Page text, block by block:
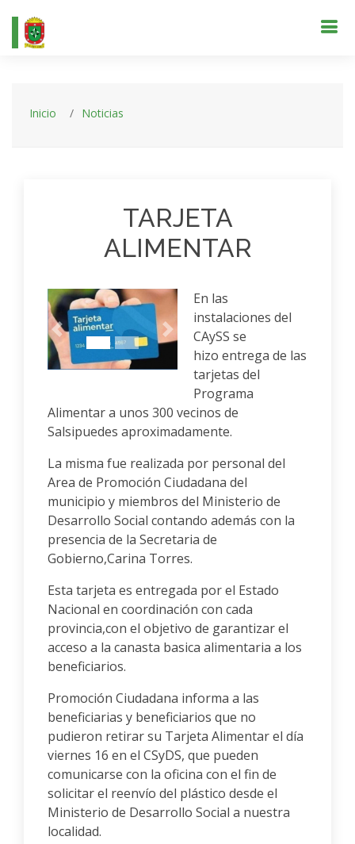
Inicio Noticias
TARJETA
ALIMENTAR
Anterior Siguiente
En las
instalaciones del
CAySS se
hizo entrega de las
tarjetas del
Programa
Alimentar a unos 300 vecinos de
Salsipuedes aproximadamente.
La misma fue realizada por personal del
Area de Promoción Ciudadana del
municipio y miembros del Ministerio de
Desarrollo Social contando además con la
presencia de la Secretaria de
Gobierno,Carina Torres.
Esta tarjeta es entregada por el Estado
Nacional en coordinación con cada
provincia,con el objetivo de garantizar el
acceso a la canasta basica alimentaria a los
beneficiarios.
Promoción Ciudadana informa a las
beneficiarias y beneficiarios que no
pudieron retirar su Tarjeta Alimentar el día
viernes 16 en el CSyDS, que pueden
comunicarse con la oficina con el fin de
solicitar el reenvío del plástico desde el
Ministerio de Desarrollo Social a nuestra
localidad.